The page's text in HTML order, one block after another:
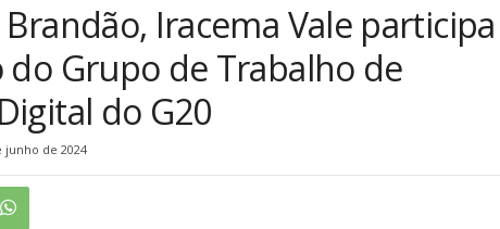
Iracema Vale participa
Grupo de Trabalho de
do G20
junho de 2024